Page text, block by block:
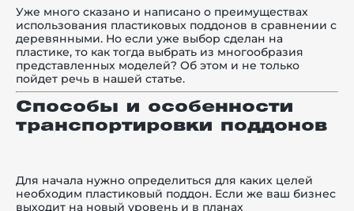
Уже много сказано и написано о преимуществах
использования пластиковых поддонов в сравнении с
деревянными. Но если уже выбор сделан на
пластике, то как тогда выбрать из многообразия
представленных моделей? Об этом и не только
пойдет речь в нашей статье.
Способы и особенности
транспортировки поддонов
Для начала нужно определиться для каких целей
необходим пластиковый поддон. Если же ваш бизнес
выходит на новый уровень и в планах